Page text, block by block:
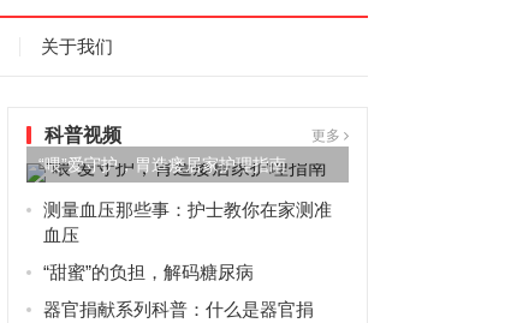
关于我们
科普视频 更多
“喂”爱守护，胃造瘘居家护理指南
测量血压那些事：护士教你在家测准
血压
“甜蜜”的负担，解码糖尿病
器官捐献系列科普：什么是器官捐